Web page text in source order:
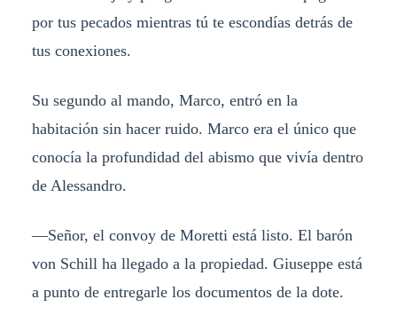
por tus pecados mientras tú te escondías detrás de
tus conexiones.
Su segundo al mando, Marco, entró en la
habitación sin hacer ruido. Marco era el único que
conocía la profundidad del abismo que vivía dentro
de Alessandro.
—Señor, el convoy de Moretti está listo. El barón
von Schill ha llegado a la propiedad. Giuseppe está
a punto de entregarle los documentos de la dote.